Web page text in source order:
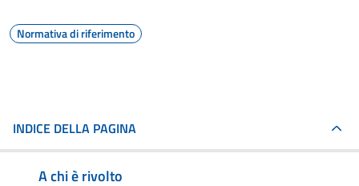
Normativa di riferimento
INDICE DELLA PAGINA
A chi è rivolto